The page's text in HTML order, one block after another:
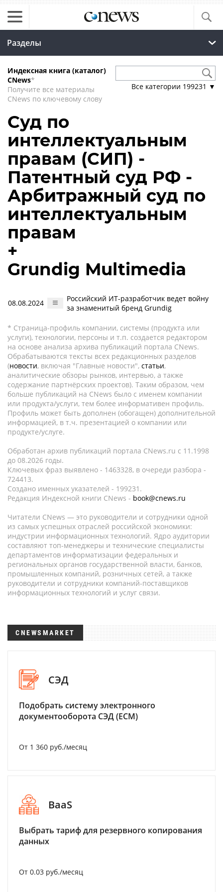
Разделы
Индексная книга (каталог)
CNews*
Получите все материалы
CNews по ключевому слову
Все категории 199231 ▼
Суд по
интеллектуальным
правам (СИП) -
Патентный суд РФ -
Арбитражный суд по
интеллектуальным
правам
+
Grundig Multimedia
08.08.2024
Российский ИТ-разработчик ведет войну
за знаменитый бренд Grundig
* Страница-профиль компании, системы (продукта или
услуги), технологии, персоны и т.п. создается редактором
на основе анализа архива публикаций портала CNews.
Обрабатываются тексты всех редакционных разделов
(новости, включая "Главные новости", статьи,
аналитические обзоры рынков, интервью, а также
содержание партнёрских проектов). Таким образом, чем
больше публикаций на CNews было с именем компании
или продукта/услуги, тем более информативен профиль.
Профиль может быть дополнен (обогащен) дополнительной
информацией, в т.ч. презентацией о компании или
продукте/услуге.
Обработан архив публикаций портала CNews.ru c 11.1998
до 08.2026 годы.
Ключевых фраз выявлено - 1463328, в очереди разбора -
724413.
Создано именных указателей - 199231.
Редакция Индексной книги CNews - book@cnews.ru
Читатели CNews — это руководители и сотрудники одной
из самых успешных отраслей российской экономики:
индустрии информационных технологий. Ядро аудитории
составляют топ-менеджеры и технические специалисты
департаментов информатизации федеральных и
региональных органов государственной власти, банков,
промышленных компаний, розничных сетей, а также
руководители и сотрудники компаний-поставщиков
информационных технологий и услуг связи.
CNEWSMARKET
СЭД
Подобрать систему электронного
документооборота СЭД (ECM)
От 1 360 руб./месяц
BaaS
Выбрать тариф для резервного копирования
данных
От 0.03 руб./месяц